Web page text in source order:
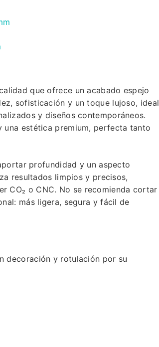
que ofrece un acabado espejo
sofisticación y un toque lujoso, ideal
y diseños contemporáneos.
una estética premium, perfecta tanto
profundidad y un aspecto
resultados limpios y precisos,
CO₂ o CNC. No se recomienda cortar
más ligera, segura y fácil de
decoración y rotulación por su